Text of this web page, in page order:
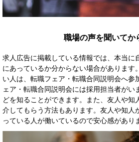
職場の声を聞いてか
求人広告に掲載している情報では、本当に
にあっているか分からない場合があります
い人は、転職フェア・転職合同説明会へ参
ェア・転職合同説明会には採用担当者がい
どを知ることができます。また、友人や知
介してもらう方法もあります。友人や知人
っている人が働いているので安心感があり